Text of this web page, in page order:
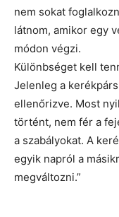
nem sokat
látnom, amikor egy
módon végzi.
Különbséget kell
Jelenleg a
ellenőrizve. Most
történt, nem fér a
a szabályokat. A
egyik napról a
megváltozni.”